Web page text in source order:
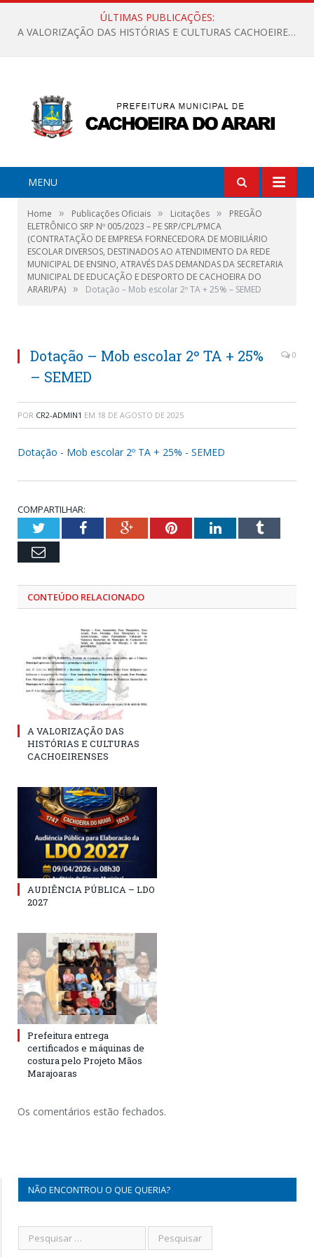
ÚLTIMAS PUBLICAÇÕES:
A VALORIZAÇÃO DAS HISTÓRIAS E CULTURAS CACHOEIRENSES
MENU
Home » Publicações Oficiais » Licitações »
PREGÃO
ELETRÔNICO SRP Nº 005/2023 – PE SRP/CPL/PMCA
(CONTRATAÇÃO DE EMPRESA FORNECEDORA DE MOBILIÁRIO
ESCOLAR DIVERSOS, DESTINADOS AO ATENDIMENTO DA REDE
MUNICIPAL DE ENSINO, ATRAVÉS DAS DEMANDAS DA SECRETARIA
MUNICIPAL DE EDUCAÇÃO E DESPORTO DE CACHOEIRA DO
ARARI/PA) » Dotação – Mob escolar 2º TA + 25% – SEMED
Dotação – Mob escolar 2º TA + 25%
– SEMED
0
POR CR2-ADMIN1 EM 18 DE AGOSTO DE 2025
Dotação - Mob escolar 2º TA + 25% - SEMED
COMPARTILHAR:
TwitterFacebookGoogle+PinterestLinkedInTumblr
Email
CONTEÚDO RELACIONADO
A VALORIZAÇÃO DAS
HISTÓRIAS E CULTURAS
CACHOEIRENSES
AUDIÊNCIA PÚBLICA – LDO
2027
Prefeitura entrega
certificados e máquinas de
costura pelo Projeto Mãos
Marajoaras
Os comentários estão fechados.
NÃO ENCONTROU O QUE QUERIA?